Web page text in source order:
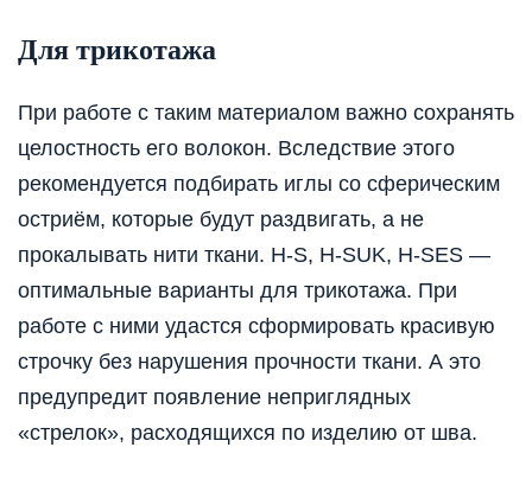
Для трикотажа
При работе с таким материалом важно сохранять
целостность его волокон. Вследствие этого
рекомендуется подбирать иглы со сферическим
остриём, которые будут раздвигать, а не
прокалывать нити ткани. H-S, H-SUK, H-SES —
оптимальные варианты для трикотажа. При
работе с ними удастся сформировать красивую
строчку без нарушения прочности ткани. А это
предупредит появление неприглядных
«стрелок», расходящихся по изделию от шва.